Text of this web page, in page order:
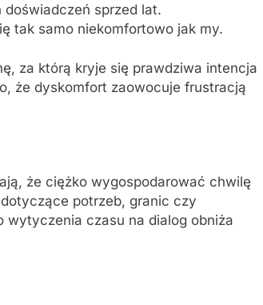
sprzed lat.
tak samo niekomfortowo jak my.
za którą kryje się prawdziwa intencja
że dyskomfort zaowocuje frustracją
że ciężko wygospodarować chwilę
potrzeb, granic czy
wytyczenia czasu na dialog obniża